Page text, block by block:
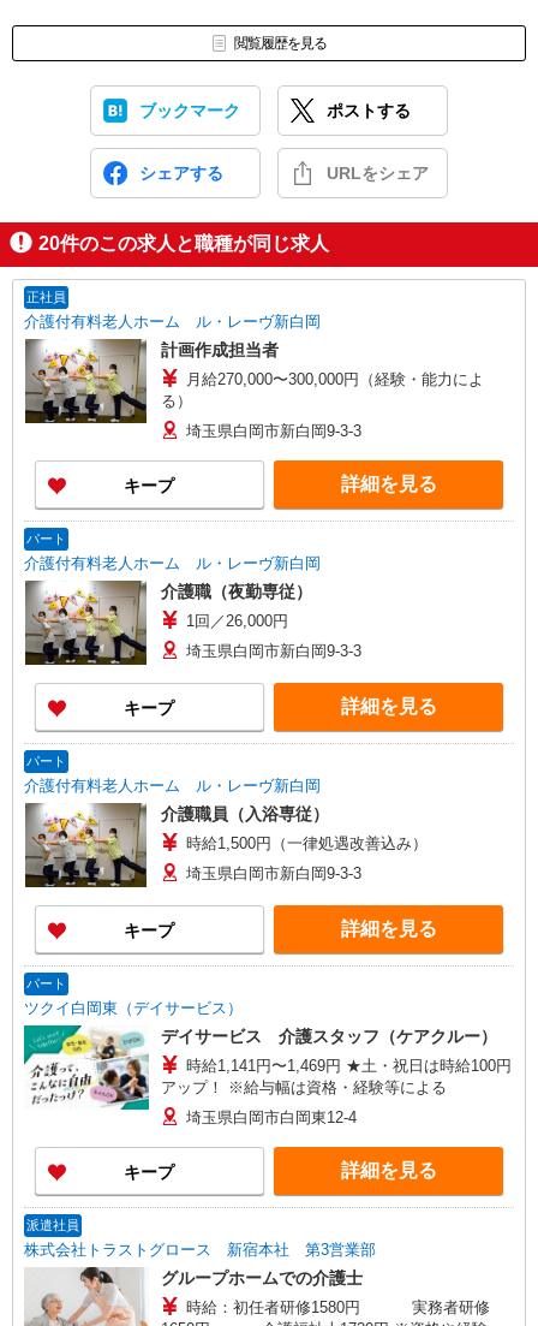
閲覧履歴を見る
ブックマーク ポストする
シェアする URLをシェア
20件のこの求人と職種が同じ求人
正社員
介護付有料老人ホーム ル・レーヴ新白岡
計画作成担当者
月給270,000〜300,000円（経験・能力によ
る）
埼玉県白岡市新白岡9-3-3
キープ 詳細を見る
パート
介護付有料老人ホーム ル・レーヴ新白岡
介護職（夜勤専従）
1回／26,000円
埼玉県白岡市新白岡9-3-3
キープ 詳細を見る
パート
介護付有料老人ホーム ル・レーヴ新白岡
介護職員（入浴専従）
時給1,500円（一律処遇改善込み）
埼玉県白岡市新白岡9-3-3
キープ 詳細を見る
パート
ツクイ白岡東（デイサービス）
デイサービス 介護スタッフ（ケアクルー）
時給1,141円〜1,469円 ★土・祝日は時給100円
アップ！ ※給与幅は資格・経験等による
埼玉県白岡市白岡東12-4
キープ 詳細を見る
派遣社員
株式会社トラストグロース 新宿本社 第3営業部
グループホームでの介護士
時給：初任者研修1580円 実務者研修